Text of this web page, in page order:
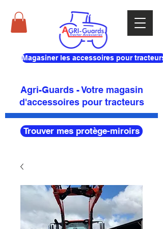
Magasiner les accessoires pour tracteurs
Agri-Guards - Votre magasin
d'accessoires pour tracteurs
Trouver mes protège-miroirs